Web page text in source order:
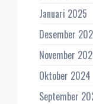
Januari 2025
Desember
November
Oktober 2024
September